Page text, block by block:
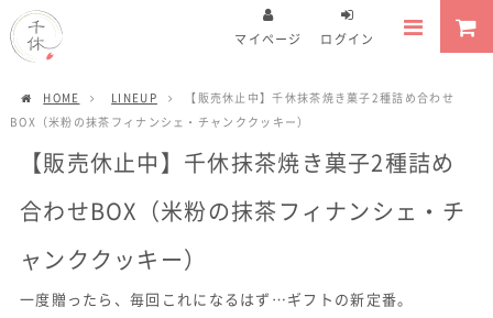
ログイン
マイページ
HOME LINEUP
【販売休止中】千休抹茶焼き菓子2種詰め合わせ
BOX（米粉の抹茶フィナンシェ・チャンククッキー）
【販売休止中】千休抹茶焼き菓子2種詰め
合わせBOX（米粉の抹茶フィナンシェ・チ
ャンククッキー）
一度贈ったら、毎回これになるはず…ギフトの新定番。